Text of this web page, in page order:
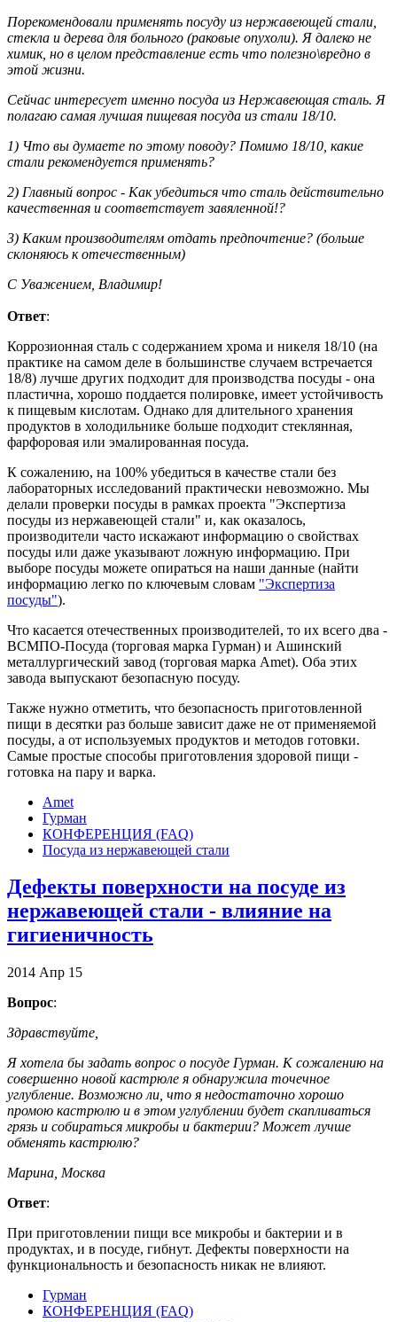
Порекомендовали применять посуду из нержавеющей стали,
стекла и дерева для больного (раковые опухоли). Я далеко не
химик, но в целом представление есть что полезно\вредно в
этой жизни.
Сейчас интересует именно посуда из Нержавеющая сталь. Я
полагаю самая лучшая пищевая посуда из стали 18/10.
1) Что вы думаете по этому поводу? Помимо 18/10, какие
стали рекомендуется применять?
2) Главный вопрос - Как убедиться что сталь действительно
качественная и соответствует завяленной!?
3) Каким производителям отдать предпочтение? (больше
склоняюсь к отечественным)
С Уважением, Владимир!
Ответ:
Коррозионная сталь с содержанием хрома и никеля 18/10 (на
практике на самом деле в большинстве случаем встречается
18/8) лучше других подходит для производства посуды - она
пластична, хорошо поддается полировке, имеет устойчивость
к пищевым кислотам. Однако для длительного хранения
продуктов в холодильнике больше подходит стеклянная,
фарфоровая или эмалированная посуда.
К сожалению, на 100% убедиться в качестве стали без
лабораторных исследований практически невозможно. Мы
делали проверки посуды в рамках проекта "Экспертиза
посуды из нержавеющей стали" и, как оказалось,
производители часто искажают информацию о свойствах
посуды или даже указывают ложную информацию. При
выборе посуды можете опираться на наши данные (найти
информацию легко по ключевым словам "Экспертиза
посуды").
Что касается отечественных производителей, то их всего два -
ВСМПО-Посуда (торговая марка Гурман) и Ашинский
металлургический завод (торговая марка Amet). Оба этих
завода выпускают безопасную посуду.
Также нужно отметить, что безопасность приготовленной
пищи в десятки раз больше зависит даже не от применяемой
посуды, а от используемых продуктов и методов готовки.
Самые простые способы приготовления здоровой пищи -
готовка на пару и варка.
Amet
Гурман
КОНФЕРЕНЦИЯ (FAQ)
Посуда из нержавеющей стали
Дефекты поверхности на посуде из
нержавеющей стали - влияние на
гигиеничность
2014 Апр 15
Вопрос:
Здравствуйте,
Я хотела бы задать вопрос о посуде Гурман. К сожалению на
совершенно новой кастрюле я обнаружила точечное
углубление. Возможно ли, что я недостаточно хорошо
промою кастрюлю и в этом углублении будет скапливаться
грязь и собираться микробы и бактерии? Может лучше
обменять кастрюлю?
Марина, Москва
Ответ:
При приготовлении пищи все микробы и бактерии и в
продуктах, и в посуде, гибнут. Дефекты поверхности на
функциональность и безопасность никак не влияют.
Гурман
КОНФЕРЕНЦИЯ (FAQ)